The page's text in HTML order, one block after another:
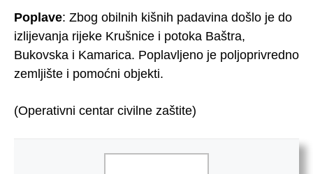
Poplave: Zbog obilnih kišnih padavina došlo je do
izlijevanja rijeke Krušnice i potoka Baštra,
Bukovska i Kamarica. Poplavljeno je poljoprivredno
zemljište i pomoćni objekti.
(Operativni centar civilne zaštite)